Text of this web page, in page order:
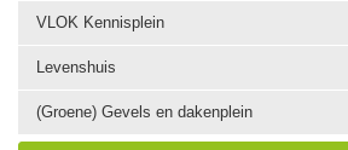
VLOK Kennisplein
Levenshuis
(Groene) Gevels en dakenplein